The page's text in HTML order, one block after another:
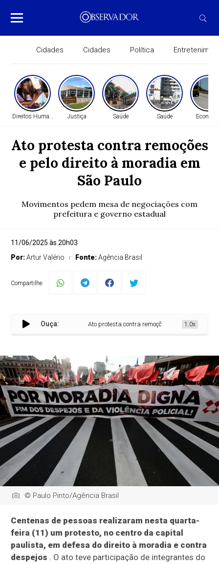
Cidades Cidades Política
Direitos Humanos Justiça Saúde Saúde
Ato protesta contra remoções
e pelo direito à moradia em
São Paulo
Movimentos pedem mesa de negociações com
prefeitura e governo estadual
11/06/2025 às 20h03
Por:Artur Valério Fonte:Agência Brasil
Compartilhe:
Ouça: Ato protesta contra remoções e pelo direito à
1.0x
© Paulo Pinto/Agência Brasil
Centenas de pessoas realizaram nesta quarta-
feira (11) um protesto, no centro da capital
paulista, em defesa do direito à moradia e contra
despejos . O ato teve participação de integrantes do